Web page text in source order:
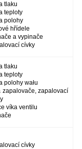
tlaku
teploty
polohy
hřídele
a vypinače
cívky
tlaku
teploty
polohy wału
zapalovače, zapalovací
víka ventilu
cívky